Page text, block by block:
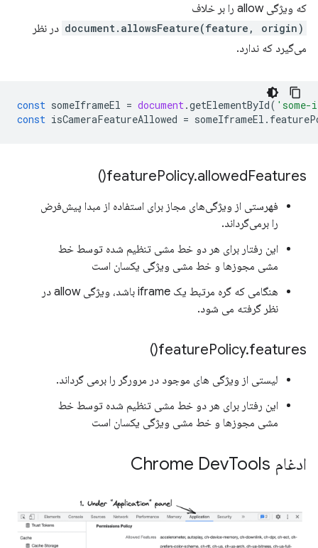
که ویژگی allow را بر خلاف
document.allowsFeature(feature, origin) در نظر
می‌گیرد که ندارد.
const someIframeEl = document .getElementById(
const isCameraFeatureAllowed = someIframeEl .
featurePolicy.allowedFeatures(
)
فهرستی از ویژگی‌های مجاز برای استفاده از مبدا پیش‌فرض
را برمی‌گرداند.
این رفتار برای هر دو خط مشی تنظیم شده توسط خط
مشی مجوزها و خط مشی ویژگی یکسان است
هنگامی که گره مرتبط یک iframe باشد، ویژگی allow در
نظر گرفته می شود.
featurePolicy.features(
)
لیستی از ویژگی های موجود در مرورگر را برمی گرداند.
این رفتار برای هر دو خط مشی تنظیم شده توسط خط
مشی مجوزها و خط مشی ویژگی یکسان است
ادغام Chrome Dev Tools